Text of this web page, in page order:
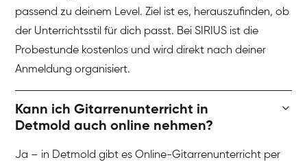
passend zu deinem Level. Ziel ist es, herauszufinden, ob
der Unterrichtsstil für dich passt. Bei SIRIUS ist die
Probestunde kostenlos und wird direkt nach deiner
Anmeldung organisiert.
Kann ich Gitarrenunterricht in
Detmold auch online nehmen?
Ja – in Detmold gibt es Online-Gitarrenunterricht per